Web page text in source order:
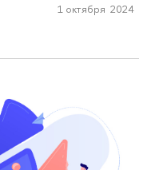
1 октября 2024